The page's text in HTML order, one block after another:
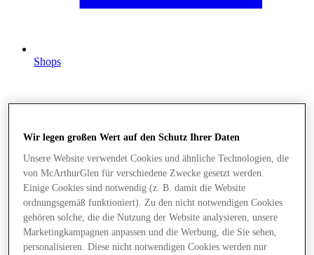
Shops
Wir legen großen Wert auf den Schutz Ihrer Daten
Unsere Website verwendet Cookies und ähnliche Technologien, die
von McArthurGlen für verschiedene Zwecke gesetzt werden.
Einige Cookies sind notwendig (z. B. damit die Website
ordnungsgemäß funktioniert). Zu den nicht notwendigen Cookies
gehören solche, die die Nutzung der Website analysieren, unsere
Marketingkampagnen anpassen und die Werbung, die Sie sehen,
personalisieren. Diese nicht notwendigen Cookies werden nur